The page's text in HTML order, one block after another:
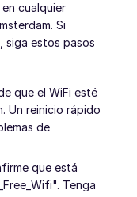
cualquier
Si
siga estos pasos
que el WiFi esté
Un reinicio rápido
de
que está
Tenga